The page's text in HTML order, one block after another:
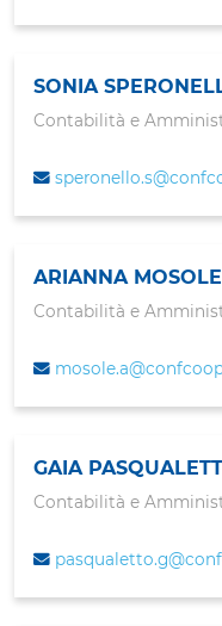
SONIA
Contabilità e
ARIANNA MOSOLE
Contabilità e
GAIA
Contabilità e